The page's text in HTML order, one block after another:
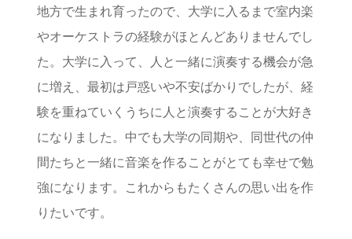
地方で生まれ育ったので、大学に入るまで室内楽
やオーケストラの経験がほとんどありませんでし
た。大学に入って、人と一緒に演奏する機会が急
に増え、最初は戸惑いや不安ばかりでしたが、経
験を重ねていくうちに人と演奏することが大好き
になりました。中でも大学の同期や、同世代の仲
間たちと一緒に音楽を作ることがとても幸せで勉
強になります。これからもたくさんの思い出を作
りたいです。